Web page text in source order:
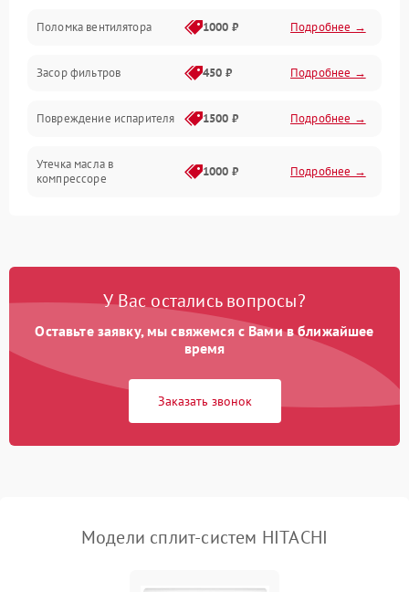
Поломка вентилятора 1000 ₽ Подробнее →
Засор фильтров 450 ₽ Подробнее →
Повреждение испарителя 1500 ₽ Подробнее →
Утечка масла в
компрессоре
1000 ₽ Подробнее →
четырехходового клапана
Подробнее →
вентилятора
750 ₽ Подробнее →
У Вас остались вопросы?
Оставьте заявку, мы свяжемся с Вами в ближайшее
время
Заказать звонок
Модели сплит-систем HITACHI